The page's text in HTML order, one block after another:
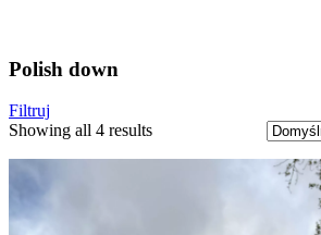
Polish down
Filtruj
Showing all 4 results